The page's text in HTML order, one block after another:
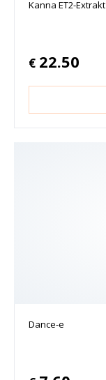
Kanna ET2-Extrakt
€ 22.50
Dance-e